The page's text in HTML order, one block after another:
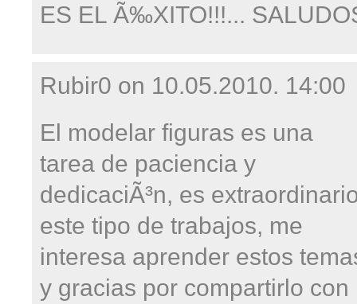
ES EL Ã‰XITO!!!...
Rubir0 on 10.05.2010. 14:00
El modelar figuras es una
tarea de paciencia y
dedicaciÃ³n, es
este tipo de trabajos, me
interesa aprender estos
y gracias por compartirlo con